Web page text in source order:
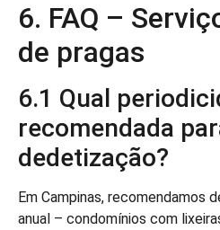
6. FAQ –
de pragas
6.1 Qual
recomendada
dedetização?
Em Campinas, recomendamos
anual – condomínios com